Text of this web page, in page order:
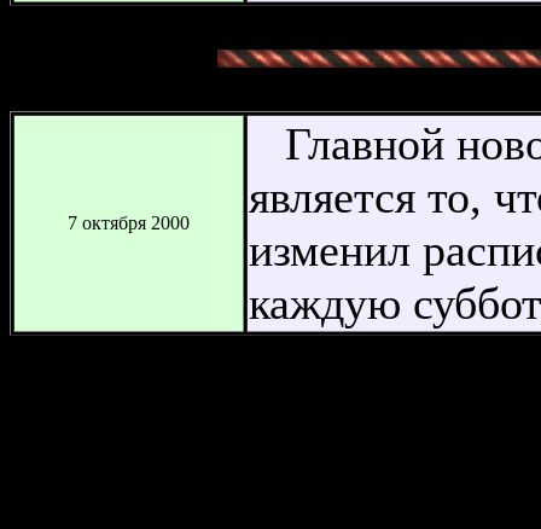
7 октября 2000
Главной
является то,
изменил
каждую